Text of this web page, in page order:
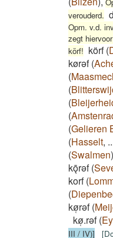
verouderd.
Opm. v.d.
zegt
körf! körf(
kørǝf(
(
(
(
(
(Gelieren
(Hasselt,
(Swalmen)
kǭrǝf(
korf(
(
kø̜rǝf(
kø̜.rǝf(
III / IV)]
[